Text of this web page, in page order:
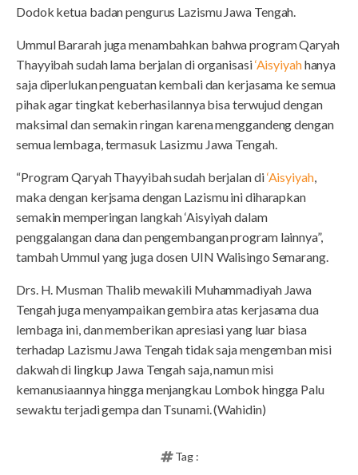
Dodok ketua badan pengurus Lazismu Jawa Tengah.
Ummul Bararah juga menambahkan bahwa program Qaryah
Thayyibah sudah lama berjalan di organisasi‘Aisyiyahhanya
saja diperlukan penguatan kembali dan kerjasama ke semua
pihak agar tingkat keberhasilannya bisa terwujud dengan
maksimal dan semakin ringan karena menggandeng dengan
semua lembaga, termasuk Lasizmu Jawa Tengah.
“Program Qaryah Thayyibah sudah berjalan di‘Aisyiyah,
maka dengan kerjsama dengan Lazismu ini diharapkan
semakin memperingan langkah ‘Aisyiyah dalam
penggalangan dana dan pengembangan program lainnya”,
tambah Ummul yang juga dosen UIN Walisingo Semarang.
Drs. H. Musman Thalib mewakili Muhammadiyah Jawa
Tengah juga menyampaikan gembira atas kerjasama dua
lembaga ini, dan memberikan apresiasi yang luar biasa
terhadap Lazismu Jawa Tengah tidak saja mengemban misi
dakwah di lingkup Jawa Tengah saja, namun misi
kemanusiaannya hingga menjangkau Lombok hingga Palu
sewaktu terjadi gempa dan Tsunami. (Wahidin)
Tag :